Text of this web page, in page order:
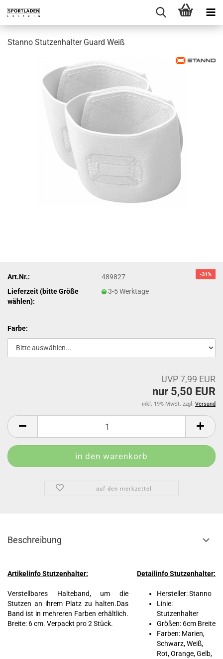
Stanno Stutzenhalter Guard Weiß
-31%
Art.Nr.:
489827
Lieferzeit (bitte Größe
wählen):
3-5 Werktage
Farbe:
UVP 7,99 EUR
nur 5,50 EUR
inkl. 19% MwSt. zzgl. Versand
auf den merkzettel
Beschreibung
Artikelinfo Stutzenhalter: Detailinfo Stutzenhalter:
Verstellbares Halteband, um die
Stutzen an ihrem Platz zu halten.Das
Band ist in mehreren Farben erhältlich.
Breite: 6 cm. Verpackt pro 2 Stück.
Hersteller: Stanno
Linie:
Stutzenhalter
Größen: 6cm Breite
Farben: Marien,
Schwarz, Weiß,
Rot, Orange, Gelb,